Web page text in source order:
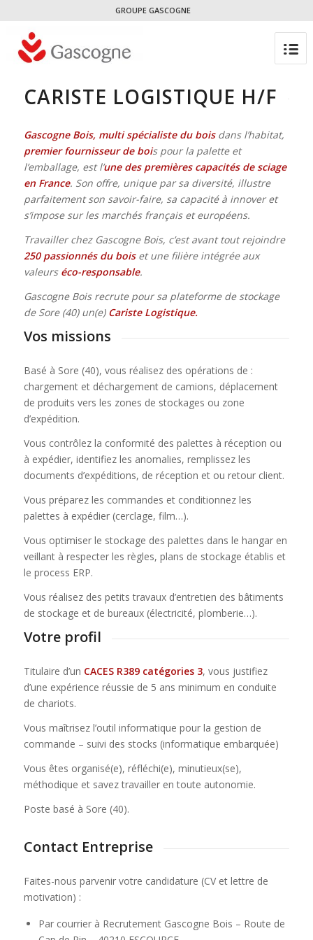
GROUPE GASCOGNE
CARISTE LOGISTIQUE H/F
Gascogne Bois, multi spécialiste du boisdans l’habitat,
premier fournisseur de bois pour la palette et
l’emballage, est l’une des premières capacités de sciage
en France. Son offre, unique par sa diversité, illustre
parfaitement son savoir-faire, sa capacité à innover et
s’impose sur les marchés français et européens.
Travailler chez Gascogne Bois, c’est avant tout rejoindre
250 passionnés du boiset une filière intégrée aux
valeurs éco-responsable.
Gascogne Bois recrute pour sa plateforme de stockage
de Sore (40) un(e) Cariste Logistique.
Vos missions
Basé à Sore (40), vous réalisez des opérations de :
chargement et déchargement de camions, déplacement
de produits vers les zones de stockages ou zone
d’expédition.
Vous contrôlez la conformité des palettes à réception ou
à expédier, identifiez les anomalies, remplissez les
documents d’expéditions, de réception et ou retour client.
Vous préparez les commandes et conditionnez les
palettes à expédier (cerclage, film…).
Vous optimiser le stockage des palettes dans le hangar en
veillant à respecter les règles, plans de stockage établis et
le process ERP.
Vous réalisez des petits travaux d’entretien des bâtiments
de stockage et de bureaux (électricité, plomberie…).
Votre profil
Titulaire d’un CACES R389 catégories 3, vous justifiez
d’une expérience réussie de 5 ans minimum en conduite
de chariots.
Vous maîtrisez l’outil informatique pour la gestion de
commande – suivi des stocks (informatique embarquée)
Vous êtes organisé(e), réfléchi(e), minutieux(se),
méthodique et savez travailler en toute autonomie.
Poste basé à Sore (40).
Contact Entreprise
Faites-nous parvenir votre candidature (CV et lettre de
motivation) :
Par courrier à Recrutement Gascogne Bois – Route de